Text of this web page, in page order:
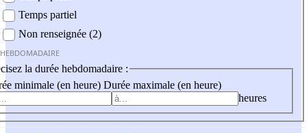
Temps partiel
Non renseignée (2)
la durée hebdomadaire :
minimale (en heure) Durée maximale (en heure)
heures